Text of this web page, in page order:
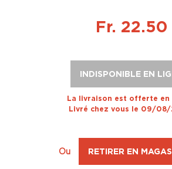
Fr. 22.50
INDISPONIBLE EN
La livraison est offerte en
Livré chez vous le 09/08/
Ou RETIRER EN